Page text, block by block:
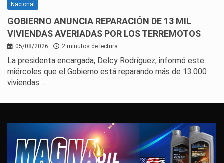
Nacional
GOBIERNO ANUNCIA REPARACIÓN DE 13 MIL
VIVIENDAS AVERIADAS POR LOS TERREMOTOS
05/08/2026 2 minutos de lectura
La presidenta encargada, Delcy Rodríguez, informó este
miércoles que el Gobierno está reparando más de 13.000
viviendas…